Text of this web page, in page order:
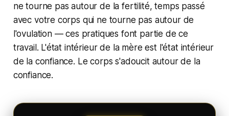
ne tourne pas autour de la fertilité, temps passé
avec votre corps qui ne tourne pas autour de
l'ovulation — ces pratiques font partie de ce
travail. L'état intérieur de la mère est l'état intérieur
de la confiance. Le corps s'adoucit autour de la
confiance.